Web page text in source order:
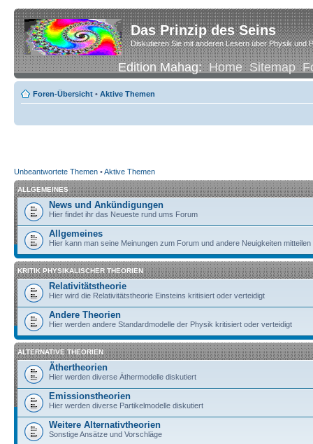
Das Prinzip des Seins
Diskutieren Sie mit anderen Lesern über Physik und
Edition Mahag:Home Sitemap
Foren-Übersicht • Aktive Themen
Unbeantwortete Themen •Aktive Themen
ALLGEMEINES
News und Ankündigungen
Hier findet ihr das Neueste rund ums Forum
Allgemeines
Hier kann man seine Meinungen zum Forum und andere Neuigkeiten mitteilen
KRITIK PHYSIKALISCHER THEORIEN
Relativitätstheorie
Hier wird die Relativitätstheorie Einsteins kritisiert oder verteidigt
Andere Theorien
Hier werden andere Standardmodelle der Physik kritisiert oder verteidigt
ALTERNATIVE THEORIEN
Äthertheorien
Hier werden diverse Äthermodelle diskutiert
Emissionstheorien
Hier werden diverse Partikelmodelle diskutiert
Weitere Alternativtheorien
Sonstige Ansätze und Vorschläge